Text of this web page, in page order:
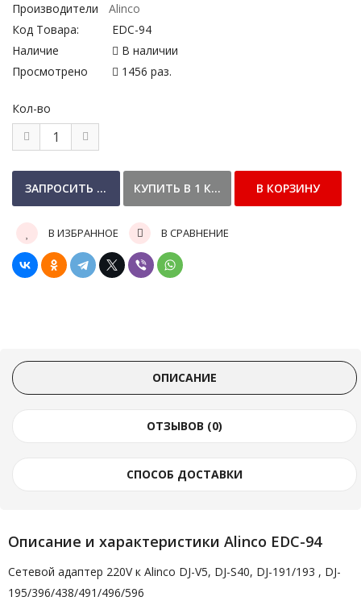
Производители
Alinco
Код Товара:
EDC-94
Наличие
В наличии
Просмотрено
1456 раз.
Кол-во
В ИЗБРАННОЕ В СРАВНЕНИЕ
ОПИСАНИЕ
ОТЗЫВОВ (0)
СПОСОБ ДОСТАВКИ
Описание и характеристики Alinco EDC-94
Сетевой адаптер 220V к Alinco DJ-V5, DJ-S40, DJ-191/193 , DJ-
195/396/438/491/496/596